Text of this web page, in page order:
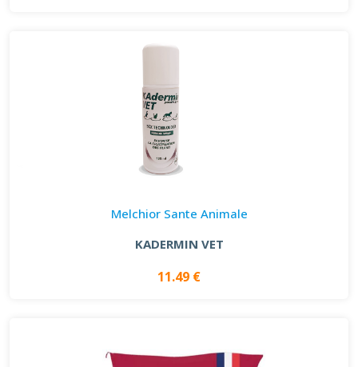
Melchior Sante Animale
KADERMIN VET
11.49 €